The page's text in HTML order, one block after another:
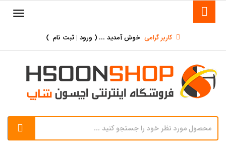
کاربر گرامی خوش آمدید ... ( ورود | ثبت نام )